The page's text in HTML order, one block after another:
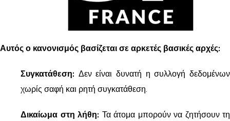
Αυτός ο κανονισμός βασίζεται σε αρκετές βασικές αρχές:
Συγκατάθεση: Δεν είναι δυνατή η συλλογή δεδομένων
χωρίς σαφή και ρητή συγκατάθεση.
Δικαίωμα στη λήθη: Τα άτομα μπορούν να ζητήσουν τη